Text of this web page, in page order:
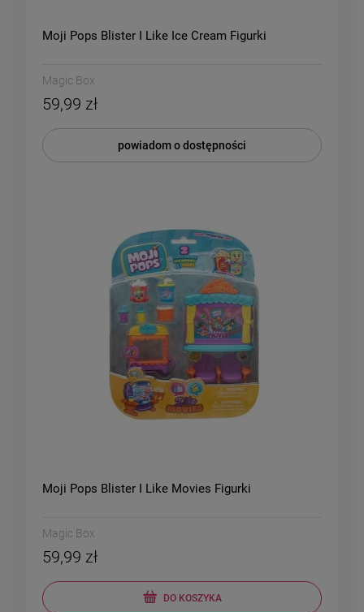
Moji Pops Blister I Like Ice Cream Figurki
Magic Box
59,99 zł
powiadom o dostępności
Moji Pops Blister I Like Movies Figurki
Magic Box
59,99 zł
DO KOSZYKA